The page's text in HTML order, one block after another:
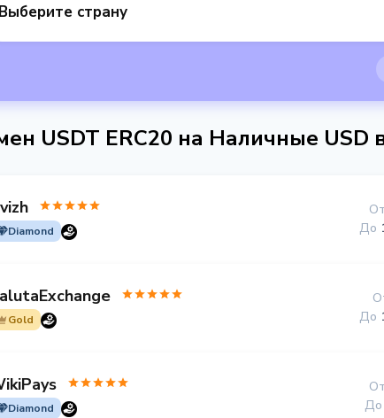
Выберите страну
USDT ERC20 на Наличные USD
Diamond
От
До
Gold
До
Diamond
От
До